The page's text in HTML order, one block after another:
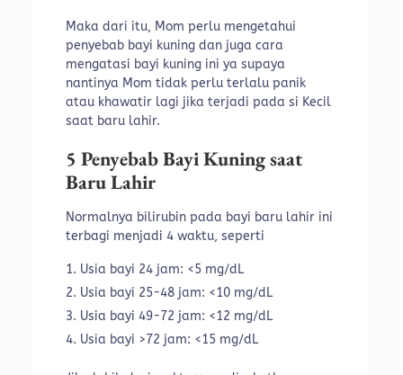
Maka dari itu, Mom perlu mengetahui
penyebab bayi kuning dan juga cara
mengatasi bayi kuning ini ya supaya
nantinya Mom tidak perlu terlalu panik
atau khawatir lagi jika terjadi pada si Kecil
saat baru lahir.
5 Penyebab Bayi Kuning saat
Baru Lahir
Normalnya bilirubin pada bayi baru lahir ini
terbagi menjadi 4 waktu, seperti
Usia bayi 24 jam: <5 mg/dL
Usia bayi 25-48 jam: <10 mg/dL
Usia bayi 49-72 jam: <12 mg/dL
Usia bayi >72 jam: <15 mg/dL